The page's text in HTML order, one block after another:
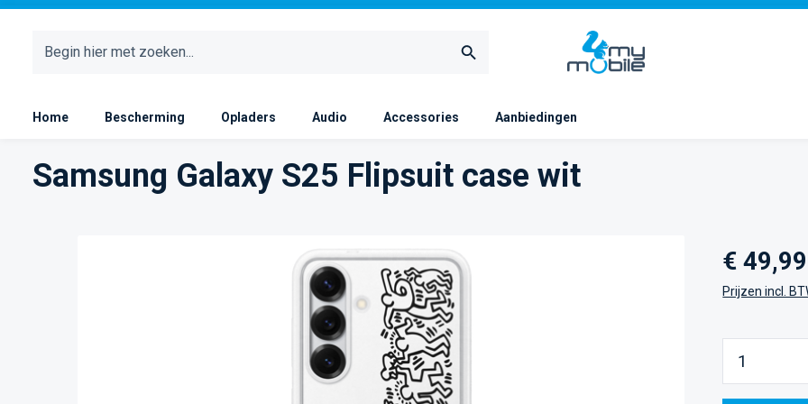
Home Bescherming Opladers Audio Accessories Aanbiedingen
Samsung Galaxy S25 Flipsuit case wit
Normale prijs:
€ 49,99
Prijzen incl.